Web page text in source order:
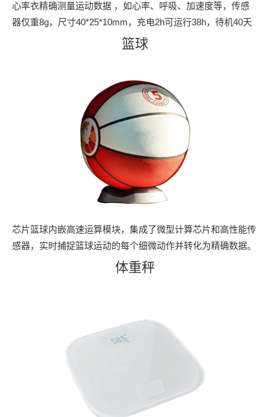
心率衣精确测量运动数据 ，如心率、呼吸、加速度等，传感
器仅重8g，尺寸40*25*10mm，充电2h可运行38h，待机40天
篮球
芯片篮球内嵌高速运算模块，集成了微型计算芯片和高性能传
感器，实时捕捉篮球运动的每个细微动作并转化为精确数据。
体重秤